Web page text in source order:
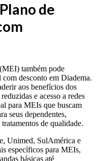
de
também pode
desconto em Diadema.
aos benefícios dos
e acesso a redes
para MEIs que buscam
seus dependentes,
de qualidade.
Unimed, SulAmérica e
específicos para MEIs,
básicas até